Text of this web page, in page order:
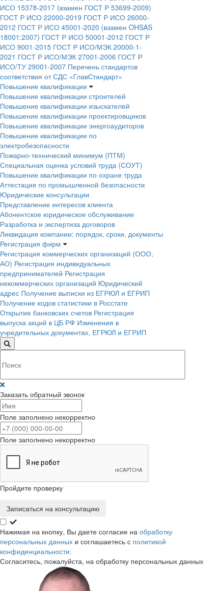
ИСО 15378-2017 (взамен ГОСТ Р 53699-2009)
ГОСТ Р ИСО 22000-2019 ГОСТ Р ИСО 26000-
2012 ГОСТ Р ИСО 45001-2020 (взамен OHSAS
18001:2007) ГОСТ Р ИСО 50001-2012 ГОСТ Р
ИСО 9001-2015 ГОСТ Р ИСО/МЭК 20000-1-
2021 ГОСТ Р ИСО/МЭК 27001-2006 ГОСТ Р
ИСО/ТУ 29001-2007 Перечень стандартов
соответствия от СДС «ГлавСтандарт»
Повышение квалификации
Повышение квалификации строителей
Повышение квалификации изыскателей
Повышение квалификации проектировщиков
Повышение квалификации энергоаудиторов
Повышение квалификации по
электробезопасности
Пожарно-технический минимум (ПТМ)
Специальная оценка условий труда (СОУТ)
Повышение квалификации по охране труда
Аттестация по промышленной безопасности
Юридические консультации
Представление интересов клиента
Абонентское юридическое обслуживание
Разработка и экспертиза договоров
Ликвидация компании: порядок, сроки, документы
Регистрация фирм
Регистрация коммерческих организаций (ООО,
АО) Регистрация индивидуальных
предпринимателей Регистрация
некоммерческих организаций Юридический
адрес Получение выписки из ЕГРЮЛ и ЕГРИП
Получение кодов статистики в Росстате
Открытие банковских счетов Регистрация
выпуска акций в ЦБ РФ Изменения в
учредительных документах, ЕГРЮЛ и ЕГРИП
Заказать обратный звонок
Поле заполнено некорректно
Поле заполнено некорректно
Пройдите проверку
Записаться на консультацию
Нажимая на кнопку, Вы даете согласие на обработку
персональных данных и соглашаетесь с политикой
конфиденциальности.
Согласитесь, пожалуйста, на обработку персональных данных